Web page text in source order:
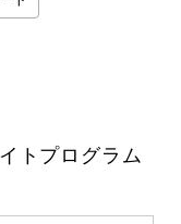
トプログラム